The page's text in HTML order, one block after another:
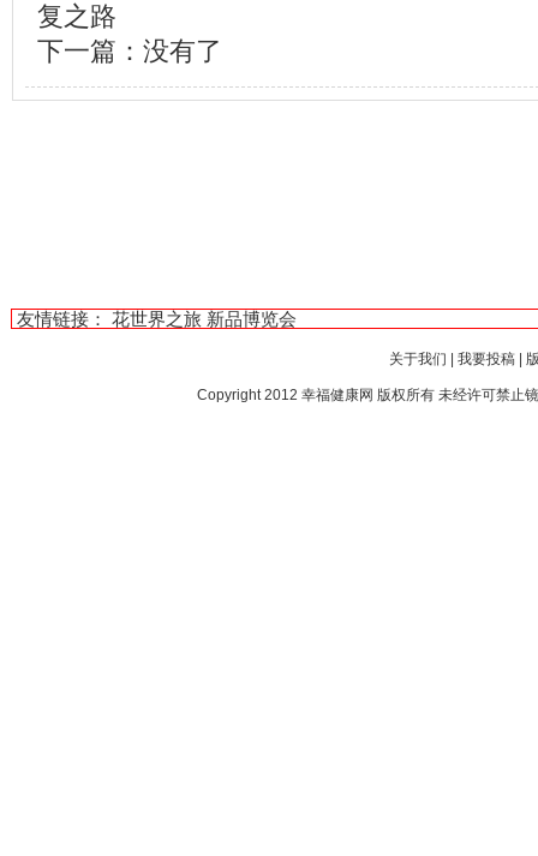
复之路
下一篇：没有了
友情链接： 花世界之旅 新品博览会
关于我们 我要投稿|
Copyright 2012 幸福健康网 版权所有 未经许可禁止